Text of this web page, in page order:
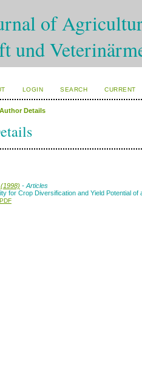
of
und
LOGIN SEARCH CURRENT
Author Details
- Articles
for Crop Diversification and Yield Potential
PDF